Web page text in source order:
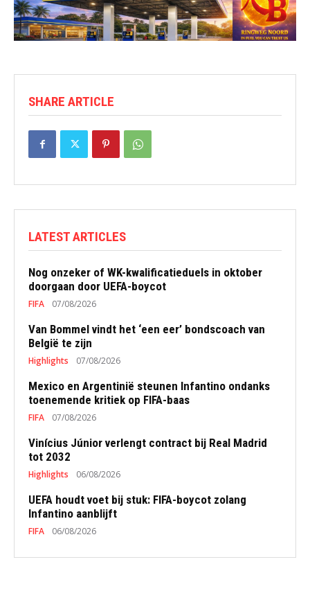
SHARE ARTICLE
LATEST ARTICLES
Nog onzeker of WK-kwalificatieduels in oktober
doorgaan door UEFA-boycot
FIFA 07/08/2026
Van Bommel vindt het ‘een eer’ bondscoach van
België te zijn
Highlights 07/08/2026
Mexico en Argentinië steunen Infantino ondanks
toenemende kritiek op FIFA-baas
FIFA 07/08/2026
Vinícius Júnior verlengt contract bij Real Madrid
tot 2032
Highlights 06/08/2026
UEFA houdt voet bij stuk: FIFA-boycot zolang
Infantino aanblijft
FIFA 06/08/2026